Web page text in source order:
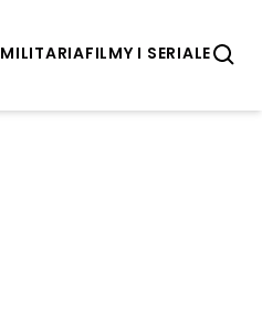
MILITARIAFILMY I SERIALE